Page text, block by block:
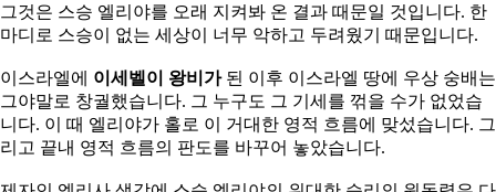
그것은 스승 엘리야를 오래 지켜봐 온 결과 때문일 것입니다. 한
마디로 스승이 없는 세상이 너무 악하고 두려웠기 때문입니다.
이스라엘에 이세벨이 왕비가된 이후 이스라엘 땅에 우상 숭배는
그야말로 창궐했습니다. 그 누구도 그 기세를 꺾을 수가 없었습
니다. 이 때 엘리야가 홀로 이 거대한 영적 흐름에 맞섰습니다. 그
리고 끝내 영적 흐름의 판도를 바꾸어 놓았습니다.